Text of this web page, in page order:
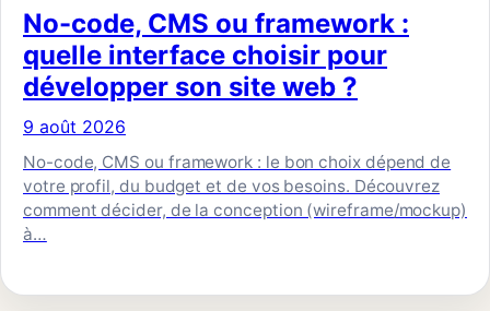
No-code, CMS ou framework :
quelle interface choisir pour
développer son site web ?
9 août 2026
No-code, CMS ou framework : le bon choix dépend de
votre profil, du budget et de vos besoins. Découvrez
comment décider, de la conception (wireframe/mockup)
à…